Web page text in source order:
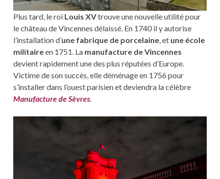
Plus tard, le roi Louis XVtrouve une nouvelle utilité pour
le château de Vincennes délaissé. En 1740 il y autorise
l’installation d’une fabrique de porcelaine, et une école
militaireen 1751. La manufacture de Vincennes
devient rapidement une des plus réputées d’Europe.
Victime de son succès, elle déménage en 1756 pour
s’installer dans l’ouest parisien et deviendra la célèbre
Manufacture de Sèvres.